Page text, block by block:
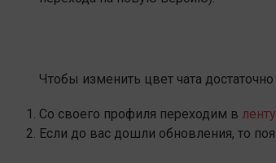
Чтобы изменить цвет чата
Со своего профиля переходим в
Если до вас дошли обновления, то